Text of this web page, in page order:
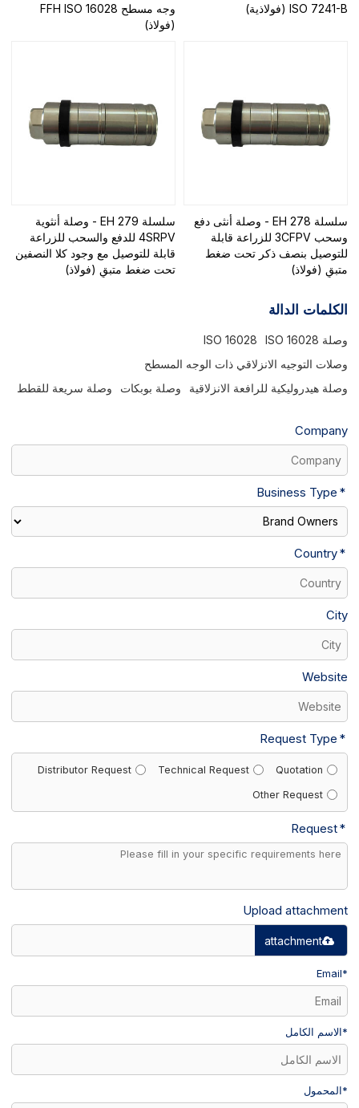
ISO 7241-B (فولاذية)
وجه مسطح FFH ISO 16028
(فولاذ)
سلسلة EH 278 - وصلة أنثى دفع
وسحب 3CFPV للزراعة قابلة
للتوصيل بنصف ذكر تحت ضغط
متبقٍ (فولاذ)
سلسلة EH 279 - وصلة أنثوية
4SRPV للدفع والسحب للزراعة
قابلة للتوصيل مع وجود كلا النصفين
تحت ضغط متبقٍ (فولاذ)
الكلمات الدالة
وصلة ISO 16028
ISO 16028
وصلات التوجيه الانزلاقي ذات الوجه المسطح
وصلة هيدروليكية للرافعة الانزلاقية
وصلة بوبكات وصلة سريعة للقطط
Company
Business Type
Country
City
Website
Request Type
Quotation
Technical Request
Distributor Request
Other Request
Request
Upload attachment
attachment
*
Email
* الاسم الكامل
* المحمول